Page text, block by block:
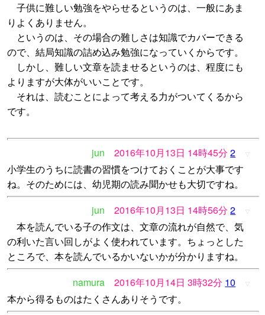
子供に難しい勉強をやらせるというのは、一般にあま
りよくありません。
というのは、その場合の難しさは知識でカバーできる
ので、結局知識の詰め込み勉強になっていくからです。
しかし、難しい文章を読ませるというのは、程度にも
よりますが大体がいいことです。
それは、読むことによって考える力がついてくるから
です。
jun 2016年10月13日 14時45分 2 ▽
小学生のうちに読書の習慣をつけておくことが大事です
ね。そのためには、幼児期の読み聞かせも大切ですね。
jun
2016年10月13日 14時56分 2 ▽
本を読んでいる子の作文は、文章の流れが自然で、気
の利いた言い回しがよく使われています。ちょっとした
ところで、本を読んでいるかいないかが分かりますね。
namura
2016年10月14日 3時32分 10 ▽
本から得るものはたくさんありそうです。